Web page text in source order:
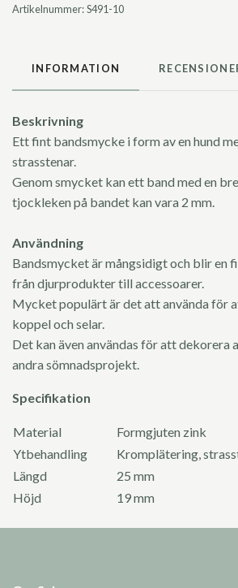
Artikelnummer:S491-10
INFORMATION
Beskrivning
Ett fint bandsmycke i form av en hund
strasstenar.
Genom smycket kan ett band med en
tjockleken på bandet kan vara 2 mm.
Användning
Bandsmycket är mångsidigt och blir en
från djurprodukter till accessoarer.
Mycket populärt är det att använda för
koppel och selar.
Det kan även användas för att dekorera
andra sömnadsprojekt.
Specifikation
Material
Formgjuten zink
Ytbehandling
Kromplätering,
Längd
25 mm
Höjd
19 mm